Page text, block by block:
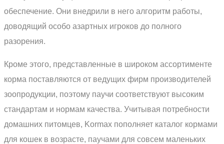
обеспечение. Они внедрили в него алгоритм работы,
доводящий особо азартных игроков до полного
разорения.
Кроме этого, представленные в широком ассортименте
корма поставляются от ведущих фирм производителей
зоопродукции, поэтому паучи соответствуют высоким
стандартам и нормам качества. Учитывая потребности
домашних питомцев, Kormax пополняет каталог кормами
для кошек в возрасте, паучами для совсем маленьких